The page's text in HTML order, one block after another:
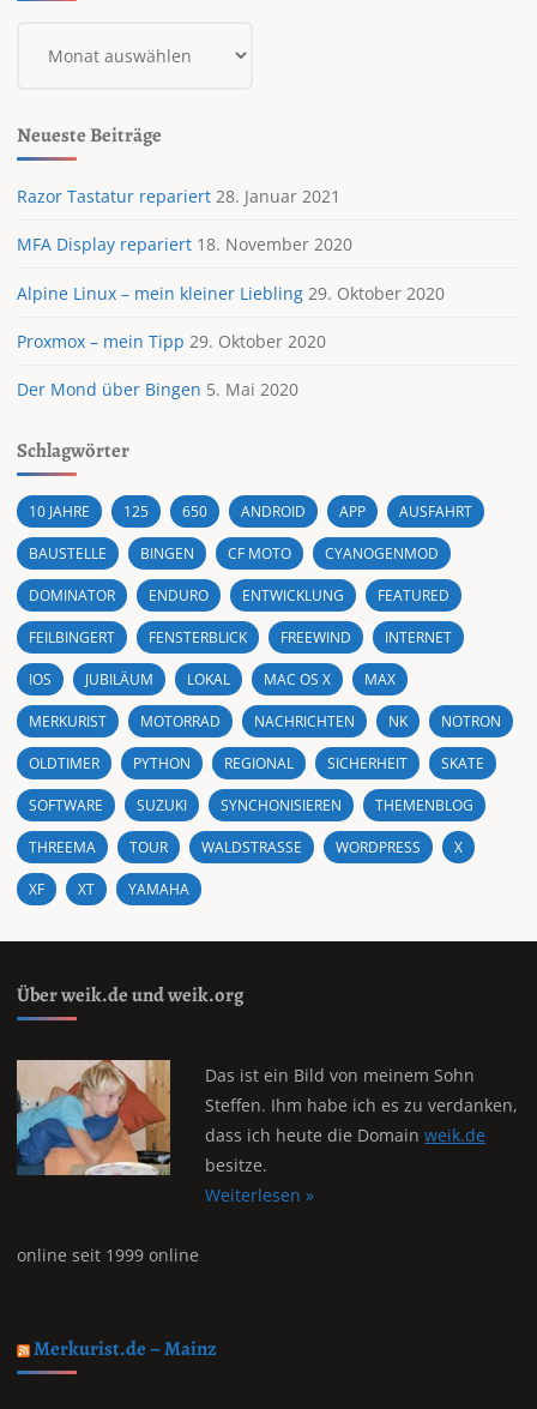
Neueste Beiträge
Razor Tastatur repariert 28. Januar 2021
MFA Display repariert 18. November 2020
Alpine Linux – mein kleiner Liebling 29. Oktober 2020
Proxmox – mein Tipp 29. Oktober 2020
Der Mond über Bingen 5. Mai 2020
Schlagwörter
10 JAHRE 125 650 ANDROID APP AUSFAHRT
BAUSTELLE BINGEN CF MOTO CYANOGENMOD
DOMINATOR ENDURO ENTWICKLUNG FEATURED
FEILBINGERT FENSTERBLICK FREEWIND INTERNET
IOS JUBILÄUM LOKAL MAC OS X MAX
MERKURIST MOTORRAD NACHRICHTEN NK NOTRON
OLDTIMER PYTHON REGIONAL SICHERHEIT SKATE
SOFTWARE SUZUKI SYNCHONISIEREN THEMENBLOG
THREEMA TOUR WALDSTRASSE WORDPRESS X
XF XT YAMAHA
Über weik.de und weik.org
Das ist ein Bild von meinem Sohn
Steffen. Ihm habe ich es zu verdanken,
dass ich heute die Domainweik.de
besitze.
Weiterlesen »
online seit 1999 online
Merkurist.de – Mainz